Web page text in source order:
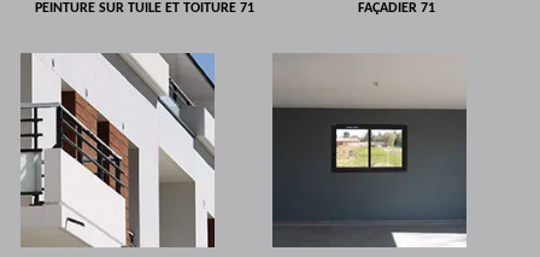
PEINTURE SUR TUILE ET TOITURE 71 FAÇADIER 71